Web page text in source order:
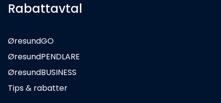
Rabattavtal
ØresundGO
ØresundPENDLARE
ØresundBUSINESS
Tips & rabatter